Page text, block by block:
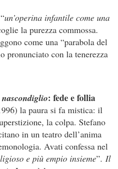
un’operina infantile come una
la purezza commossa.
come una “parabola del
pronunciato con la tenerezza
: fede e follia
la paura si fa mistica: il
la colpa. Stefano
in un teatro dell’anima
Avati confessa nel
e più empio insieme”. Il